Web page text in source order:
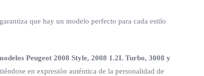
que hay un modelo perfecto para cada estilo
Peugeot 2008 Style, 2008 1.2L Turbo, 3008 y
en expresión auténtica de la personalidad de